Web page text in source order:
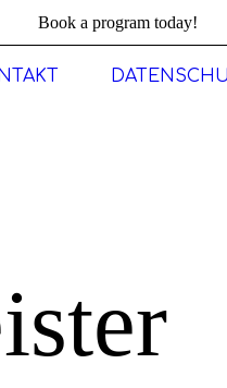
Book a program today!